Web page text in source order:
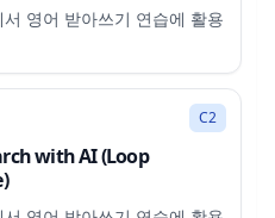
영어 받아쓰기 연습에 활용
7:34
C2
with AI (Loop